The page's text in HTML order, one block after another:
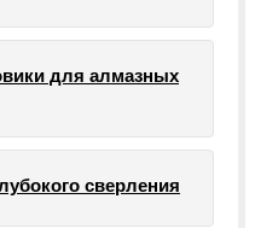
для алмазных
сверления